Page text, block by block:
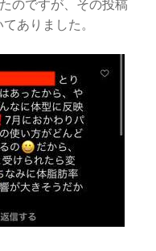
ありました。